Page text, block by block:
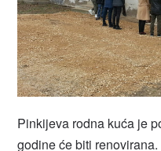
Pinkijeva rodna kuća je
godine će biti